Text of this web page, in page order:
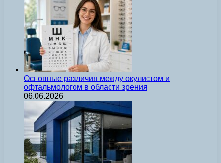
Основные различия между окулистом и
офтальмологом в области зрения
06.06.2026